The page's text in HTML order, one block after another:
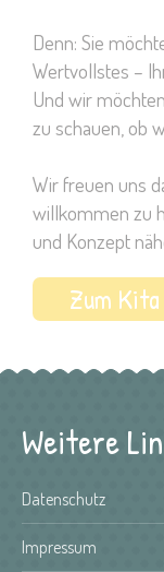
Denn: Sie
Wertvollstes –
Und wir
zu schauen, ob
Wir freuen uns
willkommen zu
und Konzept
Zum
Weitere
Datenschutz
Impressum